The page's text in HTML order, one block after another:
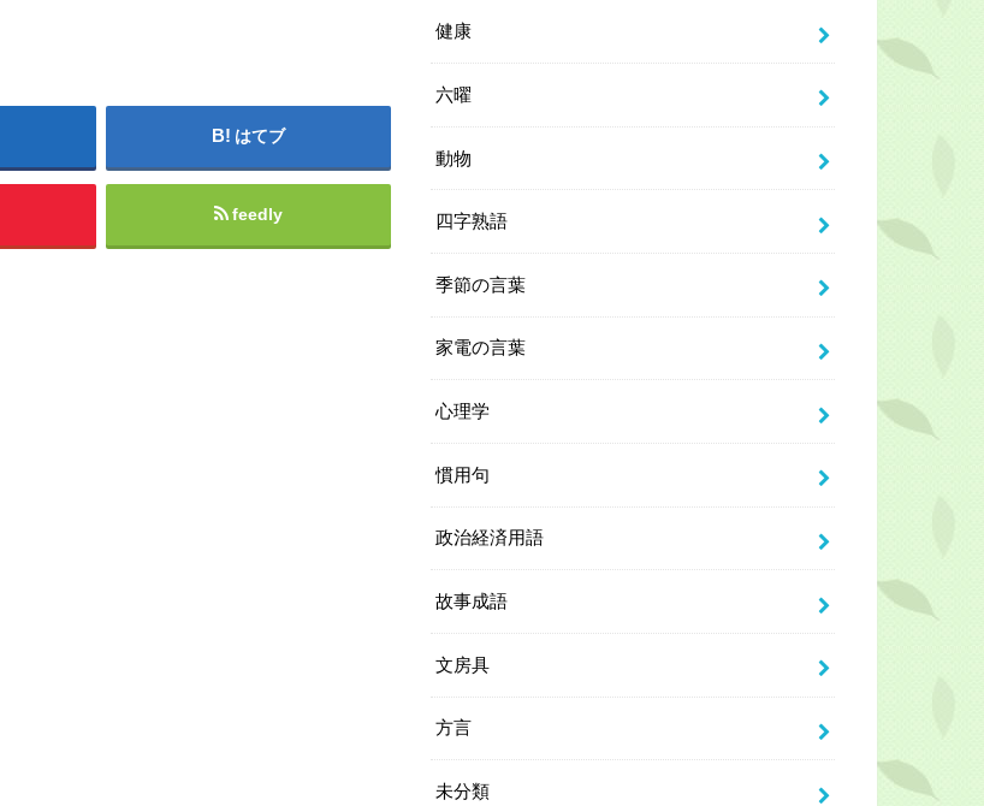
はてブ
feedly
健康
六曜
動物
四字熟語
季節の言葉
家電の言葉
心理学
慣用句
政治経済用語
故事成語
文房具
方言
未分類